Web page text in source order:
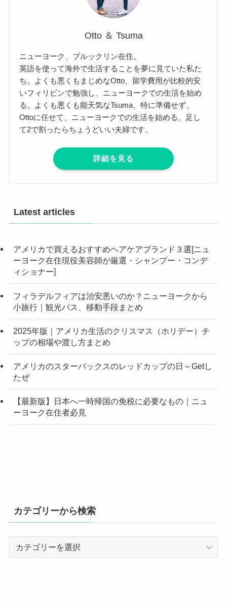
Otto ＆ Tsuma
ニューヨーク、ブルックリン在住。
英語を使って海外で生活することを夢に見ていた私た
ち。よくも悪くもまじめなOtto、留学費用が比較的安
いフィリピンで勉強し、ニューヨークでの生活を始め
る。よくも悪くも能天気なTsuma、特に準備せず、
Ottoに任せて、ニューヨークでの生活を始める。足し
て2で割ったらちょうどいい夫婦です。
詳細を見る
Latest articles
アメリカで買えるおすすめヘアケアブランド３選[ニュ
ーヨーク在住現役美容師が厳選・シャンプー・コンデ
ィショナー]
フィラデルフィアは治安悪いのか？ニューヨークから
小旅行｜観光パス、移動手段まとめ
2025年版｜アメリカ生活のクリスマス（ホリデー）チ
ップの相場や渡し方まとめ
アメリカのスターバックスのレッドカップの日～Getし
たぜ
【最新版】日本へ一時帰国の免税に必要なもの｜ニュ
ーヨーク在住者必見
カテゴリーから検索